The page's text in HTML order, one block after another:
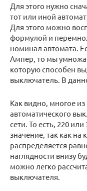
Для этого нужно
тот или иной
Для этого можно
формулой и
номинал автомата.
Ампер, то мы
которую способен
выключатель. В
Как видно, многое
автоматического
сети. То есть, 220
значение, так как на
распределяется
наглядности внизу
можно легко
выключателя.